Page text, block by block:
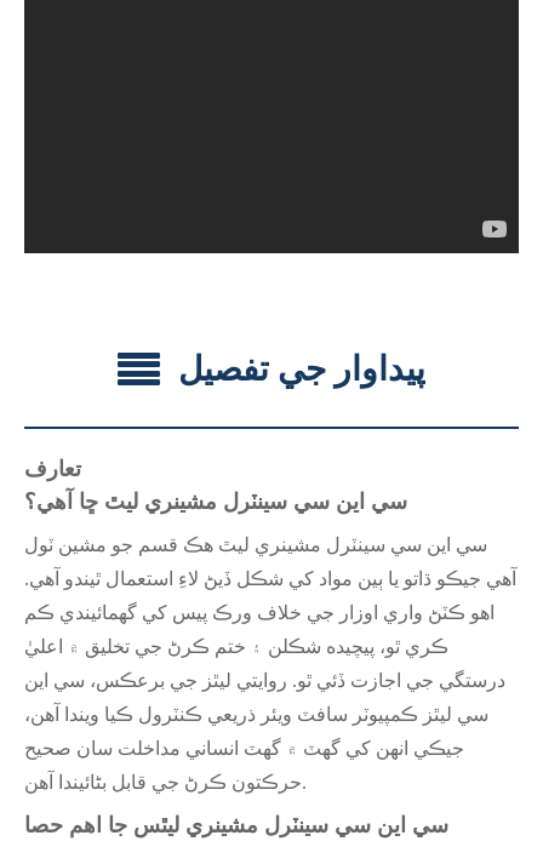
پيداوار جي تفصيل
تعارف
سي اين سي سينٽرل مشينري ليٿ ڇا آهي؟
سي اين سي سينٽرل مشينري ليٿ هڪ قسم جو مشين ٽول
آهي جيڪو ڌاتو يا ٻين مواد کي شڪل ڏيڻ لاءِ استعمال ٿيندو آهي.
اهو ڪٽڻ واري اوزار جي خلاف ورڪ پيس کي گھمائيندي ڪم
ڪري ٿو، پيچيده شڪلن ۽ ختم ڪرڻ جي تخليق ۾ اعليٰ
درستگي جي اجازت ڏئي ٿو. روايتي ليٿز جي برعڪس، سي اين
سي ليٿز ڪمپيوٽر سافٽ ويئر ذريعي ڪنٽرول ڪيا ويندا آهن،
جيڪي انهن کي گهٽ ۾ گهٽ انساني مداخلت سان صحيح
حرڪتون ڪرڻ جي قابل بڻائيندا آهن.
سي اين سي سينٽرل مشينري ليٿس جا اهم حصا